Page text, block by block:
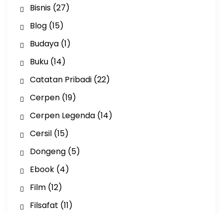
Bisnis(27)
Blog(15)
Budaya(1)
Buku(14)
Catatan Pribadi(22)
Cerpen(19)
Cerpen Legenda(14)
Cersil(15)
Dongeng(5)
Ebook(4)
Film(12)
Filsafat (11)